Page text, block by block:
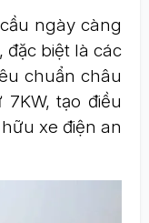
ngày càng
đặc biệt là các
chuẩn châu
tạo điều
xe điện an